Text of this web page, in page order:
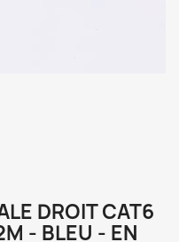
DROIT CAT6
- BLEU - EN